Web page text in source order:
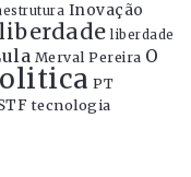
Inovação
liberdade liberdade
Merval Pereira O
PT
tecnologia